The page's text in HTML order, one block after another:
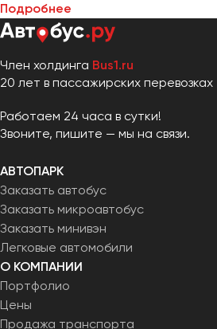
Подробнее
Член холдинга Bus1.ru
20 лет в пассажирских перевозках
Работаем 24 часа в сутки!
Звоните, пишите — мы на связи.
АВТОПАРК
Заказать автобус
Заказать микроавтобус
Заказать минивэн
Легковые автомобили
О КОМПАНИИ
Портфолио
Цены
Продажа транспорта